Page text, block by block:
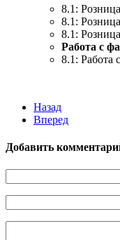
8.1:
8.1:
8.1:
Работа с
8.1: Работа
Назад
Вперед
Добавить